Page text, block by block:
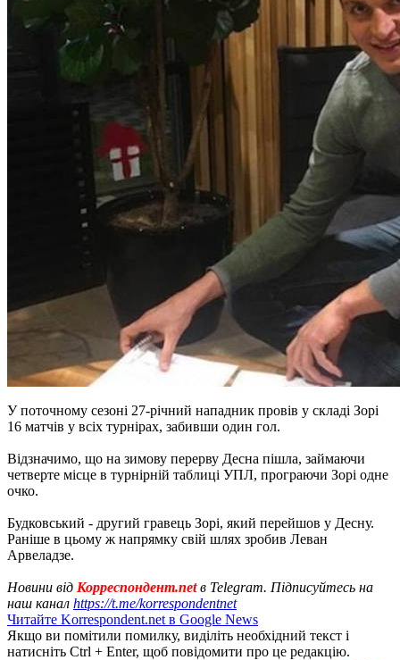
У поточному сезоні 27-річний нападник провів у складі Зорі
16 матчів у всіх турнірах, забивши один гол.
Відзначимо, що на зимову перерву Десна пішла, займаючи
четверте місце в турнірній таблиці УПЛ, програючи Зорі одне
очко.
Будковський - другий гравець Зорі, який перейшов у Десну.
Раніше в цьому ж напрямку свій шлях зробив Леван
Арвеладзе.
Новини від Корреспондент.netв Telegram. Підписуйтесь на
наш канал https://t.me/korrespondentnet
Читайте Korrespondent.net в Google News
Якщо ви помітили помилку, виділіть необхідний текст і
натисніть Ctrl + Enter, щоб повідомити про це редакцію.